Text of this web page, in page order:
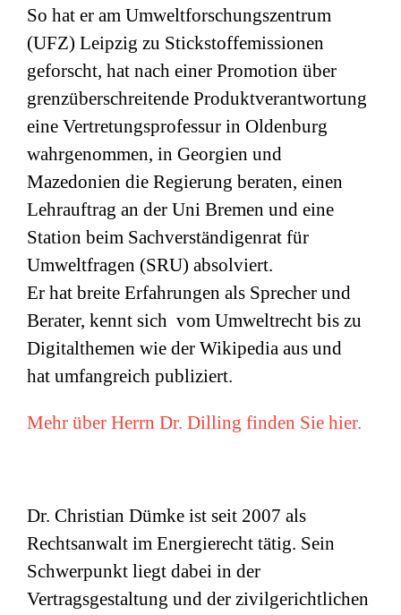
So hat er am Umweltforschungszentrum
(UFZ) Leipzig zu Stickstoffemissionen
geforscht, hat nach einer Promotion über
grenzüberschreitende Produktverantwortung
eine Vertretungsprofessur in Oldenburg
wahrgenommen, in Georgien und
Mazedonien die Regierung beraten, einen
Lehrauftrag an der Uni Bremen und eine
Station beim Sachverständigenrat für
Umweltfragen (SRU) absolviert.
Er hat breite Erfahrungen als Sprecher und
Berater, kennt sich vom Umweltrecht bis zu
Digitalthemen wie der Wikipedia aus und
hat umfangreich publiziert.
Mehr über Herrn Dr. Dilling finden Sie hier.
Dr. Christian Dümke ist seit 2007 als
Rechtsanwalt im Energierecht tätig. Sein
Schwerpunkt liegt dabei in der
Vertragsgestaltung und der zivilgerichtlichen